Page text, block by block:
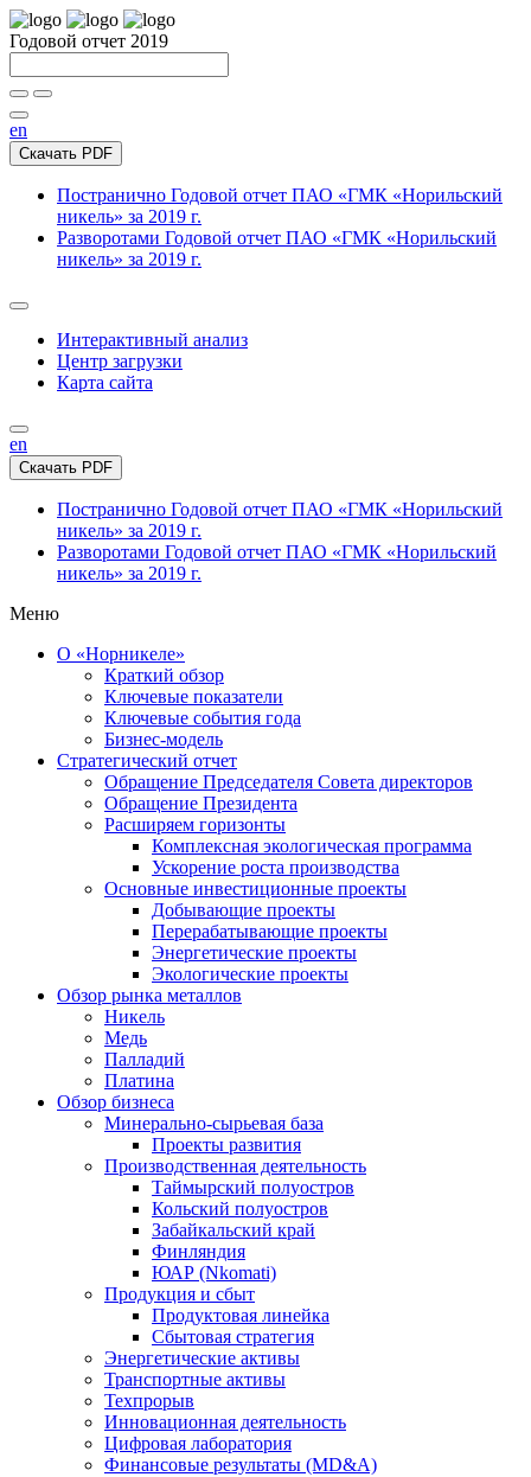
Годовой отчет 2019
en
Скачать PDF
Постранично Годовой отчет ПАО «ГМК «Норильский
никель» за 2019 г.
Разворотами Годовой отчет ПАО «ГМК «Норильский
никель» за 2019 г.
Интерактивный анализ
Центр загрузки
Карта сайта
en
Скачать PDF
Постранично Годовой отчет ПАО «ГМК «Норильский
никель» за 2019 г.
Разворотами Годовой отчет ПАО «ГМК «Норильский
никель» за 2019 г.
Меню
О «Норникеле»
Краткий обзор
Ключевые показатели
Ключевые события года
Бизнес-модель
Стратегический отчет
Обращение Председателя Совета директоров
Обращение Президента
Расширяем горизонты
Комплексная экологическая программа
Ускорение роста производства
Основные инвестиционные проекты
Добывающие проекты
Перерабатывающие проекты
Энергетические проекты
Экологические проекты
Обзор рынка металлов
Никель
Медь
Палладий
Платина
Обзор бизнеса
Минерально-сырьевая база
Проекты развития
Производственная деятельность
Таймырский полуостров
Кольский полуостров
Забайкальский край
Финляндия
ЮАР (Nkomati)
Продукция и сбыт
Продуктовая линейка
Сбытовая стратегия
Энергетические активы
Транспортные активы
Техпрорыв
Инновационная деятельность
Цифровая лаборатория
Финансовые результаты (MD&A)